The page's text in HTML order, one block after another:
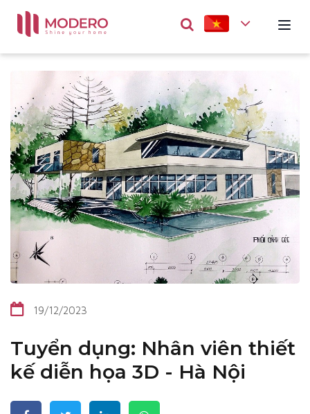
19/12/2023
Tuyển dụng: Nhân viên thiết
kế diễn họa 3D - Hà Nội